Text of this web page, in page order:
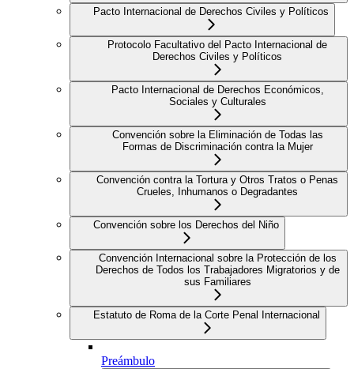
Pacto Internacional de Derechos Civiles y Políticos
Protocolo Facultativo del Pacto Internacional de
Derechos Civiles y Políticos
Pacto Internacional de Derechos Económicos,
Sociales y Culturales
Convención sobre la Eliminación de Todas las
Formas de Discriminación contra la Mujer
Convención contra la Tortura y Otros Tratos o Penas
Crueles, Inhumanos o Degradantes
Convención sobre los Derechos del Niño
Convención Internacional sobre la Protección de los
Derechos de Todos los Trabajadores Migratorios y de
sus Familiares
Estatuto de Roma de la Corte Penal Internacional
Preámbulo